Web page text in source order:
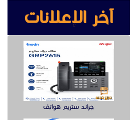
آخر الإعلانات
جراند ستريم هواتف